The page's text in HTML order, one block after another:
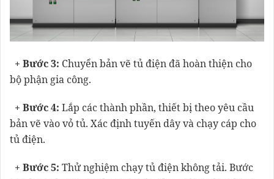
+ Bước 3: Chuyển bản vẽ tủ điện đã hoàn thiện cho
bộ phận gia công.
+ Bước 4: Lắp các thành phần, thiết bị theo yêu cầu
bản vẽ vào vỏ tủ. Xác định tuyến dây và chạy cáp cho
tủ điện.
+ Bước 5: Thử nghiệm chạy tủ điện không tải. Bước